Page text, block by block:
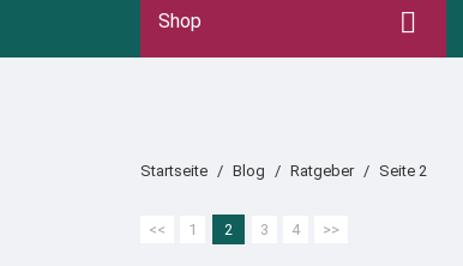
Shop 
Startseite Blog Ratgeber Seite 2
<< 1 2 3 4 >>